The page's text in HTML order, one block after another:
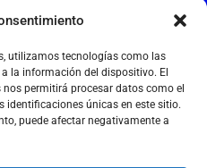
utilizamos tecnologías como las
la información del dispositivo. El
permitirá procesar datos como el
únicas en este sitio.
puede afectar negativamente a